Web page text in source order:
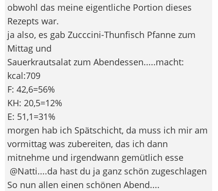
obwohl das meine eigentliche Portion dieses
Rezepts war.
ja also, es gab Zucccini-Thunfisch Pfanne zum
Mittag und
Sauerkrautsalat zum Abendessen.....macht:
kcal:709
F: 42,6=56%
KH: 20,5=12%
E: 51,1=31%
morgen hab ich Spätschicht, da muss ich mir am
vormittag was zubereiten, das ich dann
mitnehme und irgendwann gemütlich esse
@Natti....da hast du ja ganz schön zugeschlagen
So nun allen einen schönen Abend....